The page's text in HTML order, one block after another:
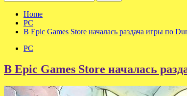
Home
PC
В Epic Games Store началась раздача игры по
PC
В Epic Games Store началась